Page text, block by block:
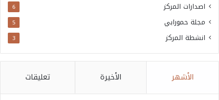
اصدارات المركز 6
مجلة حمورابي 5
انشطة المركز 3
الأشهر الأخيرة تعليقات